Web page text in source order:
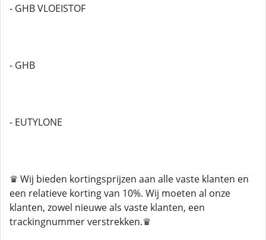
- GHB VLOEISTOF
- GHB
- EUTYLONE
♛ Wij bieden kortingsprijzen aan alle vaste klanten en
een relatieve korting van 10%. Wij moeten al onze
klanten, zowel nieuwe als vaste klanten, een
trackingnummer verstrekken.♛